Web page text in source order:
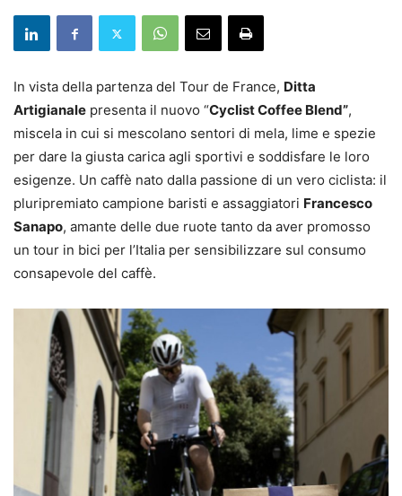
In vista della partenza del Tour de France, Ditta
Artigianale presenta il nuovo “Cyclist Coffee Blend”,
miscela in cui si mescolano sentori di mela, lime e spezie
per dare la giusta carica agli sportivi e soddisfare le loro
esigenze. Un caffè nato dalla passione di un vero ciclista: il
pluripremiato campione baristi e assaggiatori Francesco
Sanapo, amante delle due ruote tanto da aver promosso
un tour in bici per l’Italia per sensibilizzare sul consumo
consapevole del caffè.